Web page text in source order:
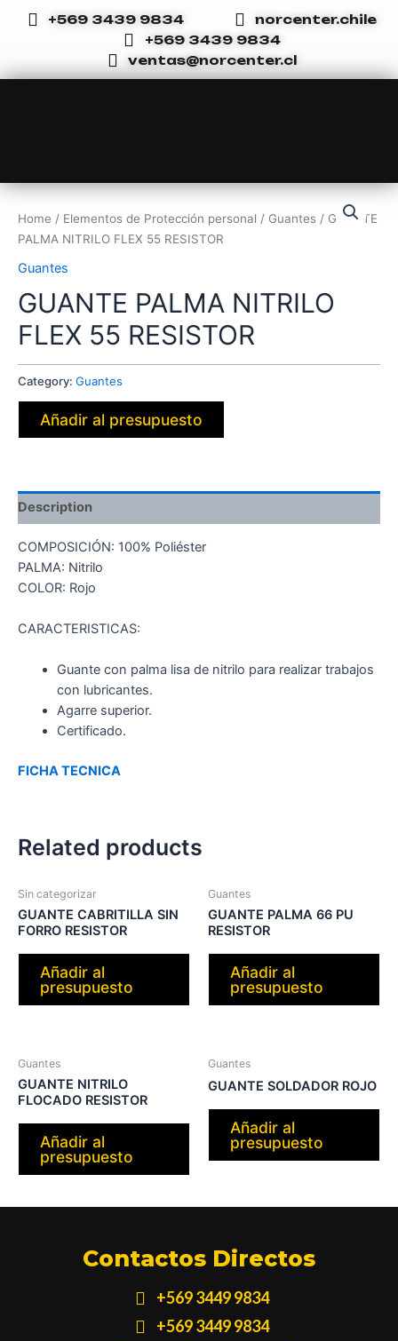
+569 3439 9834
norcenter.chile
+569 3439 9834
ventas@norcenter.cl
Home / Elementos de Protección personal / Guantes / GUANTE
PALMA NITRILO FLEX 55 RESISTOR
Guantes
GUANTE PALMA NITRILO
FLEX 55 RESISTOR
Category: Guantes
Añadir al presupuesto
Description
COMPOSICIÓN: 100% Poliéster
PALMA: Nitrilo
COLOR: Rojo
CARACTERISTICAS:
Guante con palma lisa de nitrilo para realizar trabajos
con lubricantes.
Agarre superior.
Certificado.
FICHA TECNICA
Related products
Sin categorizar
GUANTE CABRITILLA SIN
FORRO RESISTOR
Añadir al
presupuesto
Guantes
GUANTE PALMA 66 PU
RESISTOR
Añadir al
presupuesto
Guantes
GUANTE NITRILO
FLOCADO RESISTOR
Añadir al
presupuesto
Guantes
GUANTE SOLDADOR ROJO
Añadir al
presupuesto
Contactos Directos
+569 3449 9834
+569 3449 9834